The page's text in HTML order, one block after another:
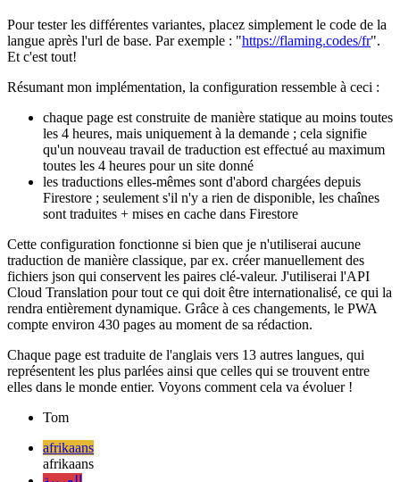
"ar": arabe
"ko": coréen
langue après l'url de base. Par exemple : "https://flaming.codes/fr".
Résumant mon implémentation, la configuration ressemble à ceci :
chaque page est construite de manière statique au moins toutes
les 4 heures, mais uniquement à la demande ; cela signifie
qu'un nouveau travail de traduction est effectué au maximum
toutes les 4 heures pour un site donné
Firestore ; seulement s'il n'y a rien de disponible, les chaînes
sont traduites + mises en cache dans Firestore
Cette configuration fonctionne si bien que je n'utiliserai aucune
traduction de manière classique, par ex. créer manuellement des
fichiers json qui conservent les paires clé-valeur. J'utiliserai l'API
Cloud Translation pour tout ce qui doit être internationalisé, ce qui la
rendra entièrement dynamique. Grâce à ces changements, le PWA
compte environ 430 pages au moment de sa rédaction.
Chaque page est traduite de l'anglais vers 13 autres langues, qui
représentent les plus parlées ainsi que celles qui se trouvent entre
Tom